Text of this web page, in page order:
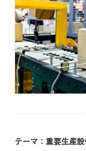
テーマ：重要生産